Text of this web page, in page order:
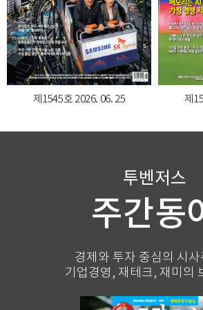
제1545호 2026. 06. 25 제
투벤저스
주간동
경제와 투자 중심의 시사
기업경영, 재테크, 재미의